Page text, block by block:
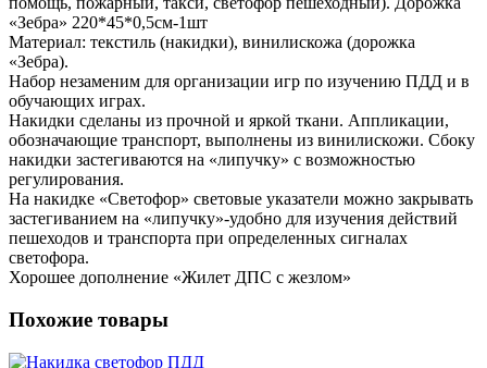
«Зебра» 220*45*0,5см-1шт
Материал: текстиль (накидки), винилискожа (дорожка
«Зебра).
Набор незаменим для организации игр по изучению ПДД и в
обучающих играх.
Накидки сделаны из прочной и яркой ткани. Аппликации,
обозначающие транспорт, выполнены из винилискожи. Сбоку
накидки застегиваются на «липучку» с возможностью
регулирования.
На накидке «Светофор» световые указатели можно закрывать
застегиванием на «липучку»-удобно для изучения действий
пешеходов и транспорта при определенных сигналах
светофора.
Хорошее дополнение «Жилет ДПС с жезлом»
Похожие товары